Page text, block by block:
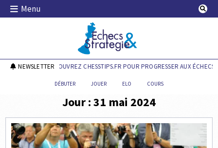
Skip
Menu
Echecs & Stratégie
NEWSLETTERDÉCOUVREZ CHESSTIPS.FR POUR PROGRESSER AUX ÉCHECS !
DÉBUTER JOUER ELO COURS
Jour :31 mai 2024